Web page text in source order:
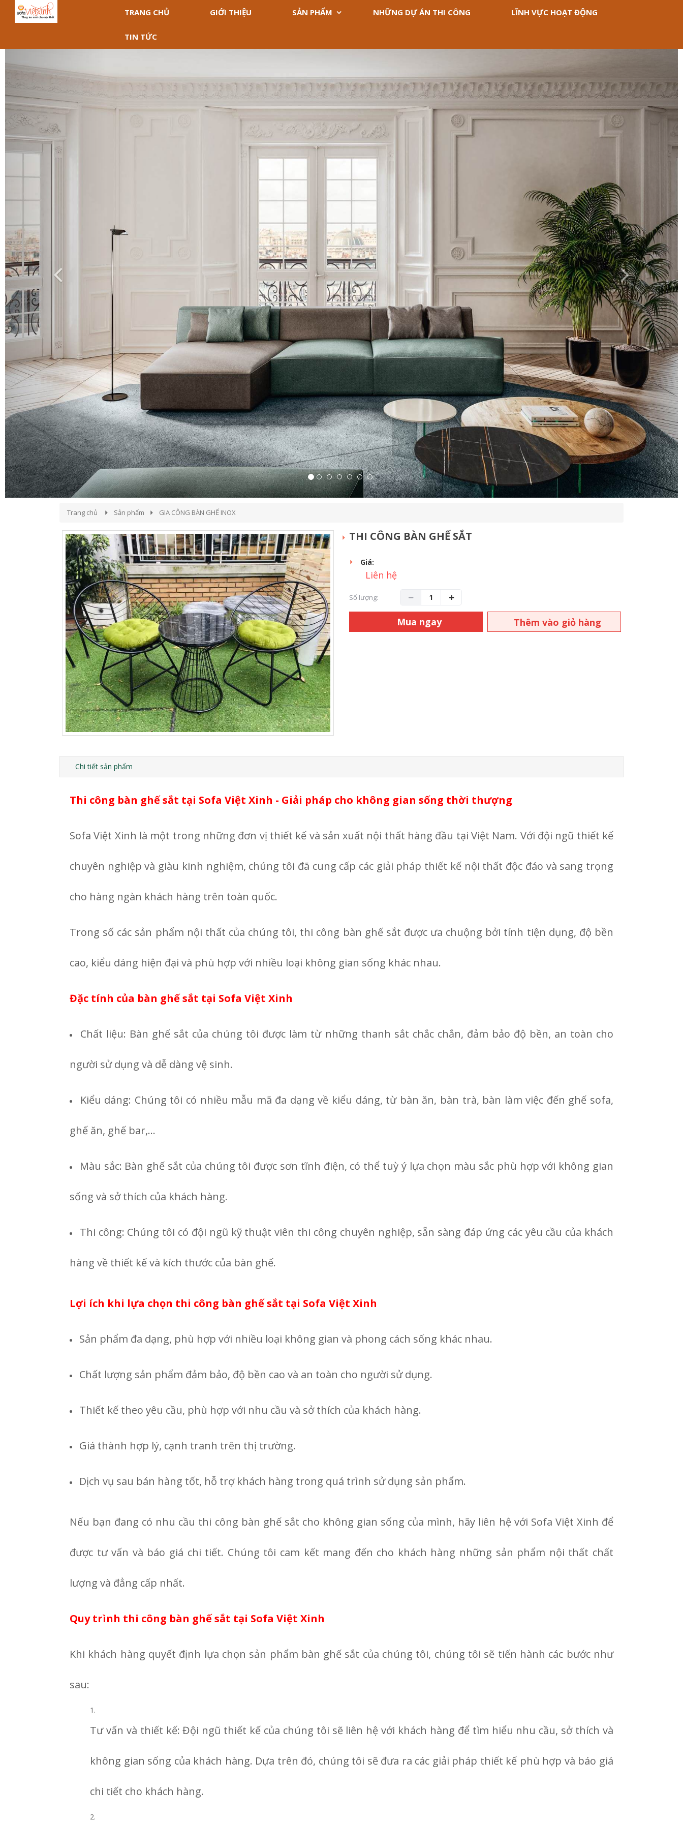
TRANG CHỦ GIỚI THIỆU SẢN PHẨM NHỮNG DỰ ÁN THI CÔNG LĨNH VỰC HOẠT ĐỘNG
TIN TỨC
Trang chủ Sản phẩm GIA CÔNG BÀN GHẾ INOX
THI CÔNG BÀN GHẾ SẮT
Giá:
Liên hệ
Số lượng:
Mua ngay Thêm vào giỏ hàng
Chi tiết sản phẩm
Thi công bàn ghế sắt tại Sofa Việt Xinh - Giải pháp cho không gian sống thời thượng
Sofa Việt Xinh là một trong những đơn vị thiết kế và sản xuất nội thất hàng đầu tại Việt Nam. Với đội ngũ thiết kế
chuyên nghiệp và giàu kinh nghiệm, chúng tôi đã cung cấp các giải pháp thiết kế nội thất độc đáo và sang trọng
cho hàng ngàn khách hàng trên toàn quốc.
Trong số các sản phẩm nội thất của chúng tôi, thi công bàn ghế sắt được ưa chuộng bởi tính tiện dụng, độ bền
cao, kiểu dáng hiện đại và phù hợp với nhiều loại không gian sống khác nhau.
Đặc tính của bàn ghế sắt tại Sofa Việt Xinh
Chất liệu: Bàn ghế sắt của chúng tôi được làm từ những thanh sắt chắc chắn, đảm bảo độ bền, an toàn cho
người sử dụng và dễ dàng vệ sinh.
Kiểu dáng: Chúng tôi có nhiều mẫu mã đa dạng về kiểu dáng, từ bàn ăn, bàn trà, bàn làm việc đến ghế sofa,
ghế ăn, ghế bar,...
Màu sắc: Bàn ghế sắt của chúng tôi được sơn tĩnh điện, có thể tuỳ ý lựa chọn màu sắc phù hợp với không gian
sống và sở thích của khách hàng.
Thi công: Chúng tôi có đội ngũ kỹ thuật viên thi công chuyên nghiệp, sẵn sàng đáp ứng các yêu cầu của khách
hàng về thiết kế và kích thước của bàn ghế.
Lợi ích khi lựa chọn thi công bàn ghế sắt tại Sofa Việt Xinh
Sản phẩm đa dạng, phù hợp với nhiều loại không gian và phong cách sống khác nhau.
Chất lượng sản phẩm đảm bảo, độ bền cao và an toàn cho người sử dụng.
Thiết kế theo yêu cầu, phù hợp với nhu cầu và sở thích của khách hàng.
Giá thành hợp lý, cạnh tranh trên thị trường.
Dịch vụ sau bán hàng tốt, hỗ trợ khách hàng trong quá trình sử dụng sản phẩm.
Nếu bạn đang có nhu cầu thi công bàn ghế sắt cho không gian sống của mình, hãy liên hệ với Sofa Việt Xinh để
được tư vấn và báo giá chi tiết. Chúng tôi cam kết mang đến cho khách hàng những sản phẩm nội thất chất
lượng và đẳng cấp nhất.
Quy trình thi công bàn ghế sắt tại Sofa Việt Xinh
Khi khách hàng quyết định lựa chọn sản phẩm bàn ghế sắt của chúng tôi, chúng tôi sẽ tiến hành các bước như
sau:
Tư vấn và thiết kế: Đội ngũ thiết kế của chúng tôi sẽ liên hệ với khách hàng để tìm hiểu nhu cầu, sở thích và
không gian sống của khách hàng. Dựa trên đó, chúng tôi sẽ đưa ra các giải pháp thiết kế phù hợp và báo giá
chi tiết cho khách hàng.